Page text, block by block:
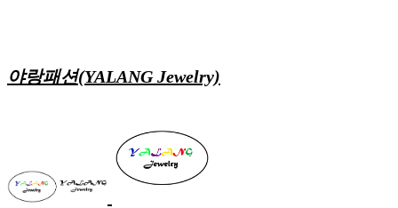
야랑패션(YALANG Jewelry)